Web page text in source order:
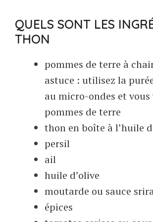
QUELS SONT LES
THON
pommes de terre à
astuce : utilisez la
au micro-ondes et vous
pommes de terre
thon en boîte à l’huile
persil
ail
huile d’olive
moutarde ou sauce
épices